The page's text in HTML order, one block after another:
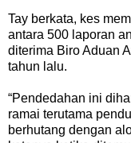
Tay berkata, kes
antara 500 laporan
diterima Biro Aduan
tahun lalu.
“Pendedahan ini
ramai terutama
berhutang dengan